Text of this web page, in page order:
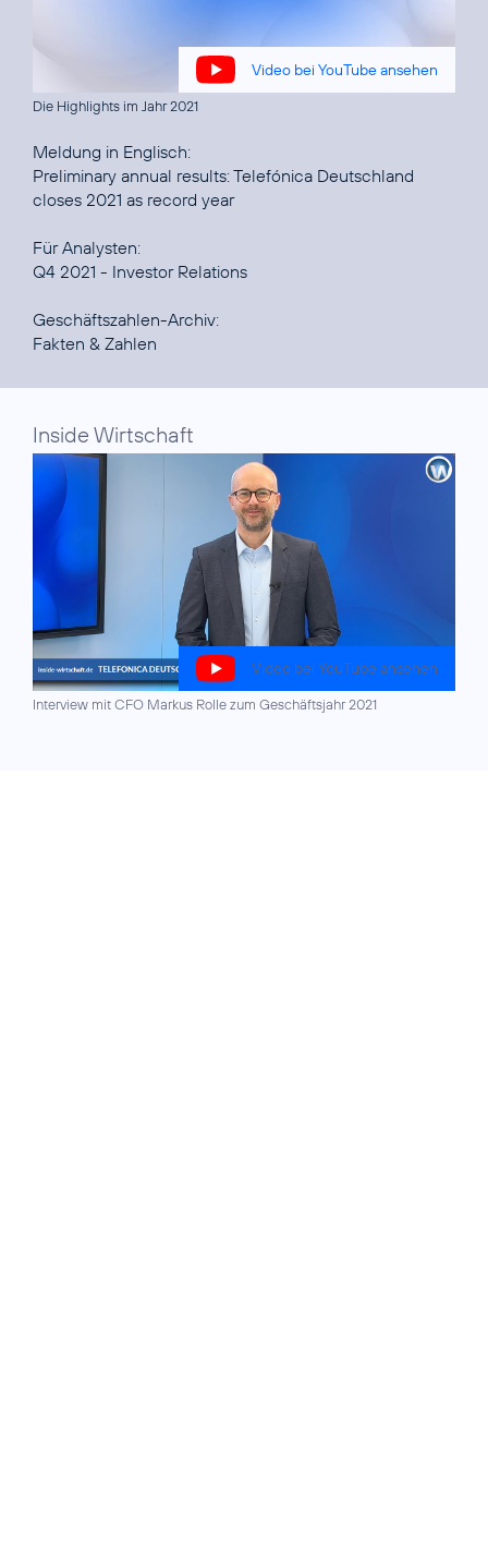
Video bei YouTube ansehen
Die Highlights im Jahr 2021
Preliminary annual results: Telefónica Deutschland
closes 2021 as record year
Q4 2021 - Investor Relations
Fakten & Zahlen
Inside Wirtschaft
Video bei YouTube ansehen
Interview mit CFO Markus Rolle zum Geschäftsjahr 2021